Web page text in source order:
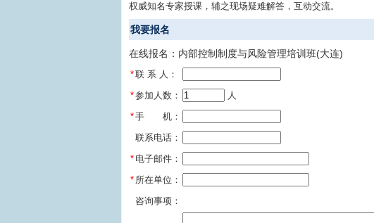
权威知名专家授课，辅之现场疑难解答，互动交流。
我要报名
在线报名：内部控制制度与风险管理培训班(大连)
*联 系 人：
*参加人数：
人
*手 机：
联系电话：
* 电子邮件：
* 所在单位：
咨询事项：